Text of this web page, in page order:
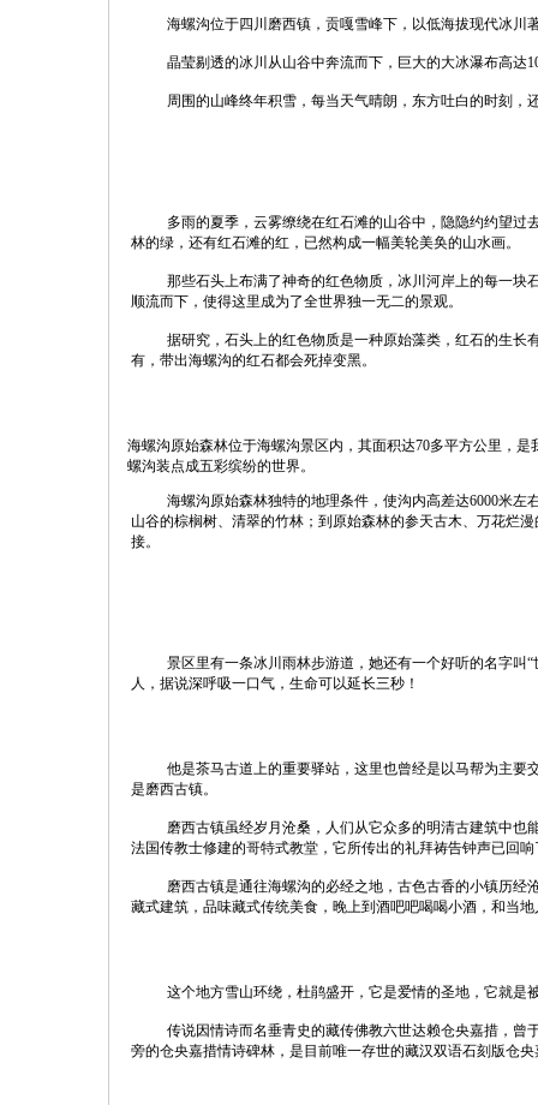
海螺沟位于四川磨西镇，贡嘎雪峰下，以低海拔现代冰川
晶莹剔透的冰川从山谷中奔流而下，巨大的大冰瀑布高达
周围的山峰终年积雪，每当天气晴朗，东方吐白的时刻，
多雨的夏季，云雾缭绕在红石滩的山谷中，隐隐约约望
林的绿，还有红石滩的红，已然构成一幅美轮美奂的山水画。
那些石头上布满了神奇的红色物质，冰川河岸上的每一
顺流而下，使得这里成为了全世界独一无二的景观。
据研究，石头上的红色物质是一种原始藻类，红石的生
有，带出海螺沟的红石都会死掉变黑。
海螺沟原始森林位于海螺沟景区内，其面积达70多平方公里，
螺沟装点成五彩缤纷的世界。
海螺沟原始森林独特的地理条件，使沟内高差达6000米
山谷的棕榈树、清翠的竹林；到原始森林的参天古木、万花烂
接。
景区里有一条冰川雨林步游道，她还有一个好听的名字叫
人，据说深呼吸一口气，生命可以延长三秒！
他是茶马古道上的重要驿站，这里也曾经是以马帮为主
是磨西古镇。
磨西古镇虽经岁月沧桑，人们从它众多的明清古建筑中
法国传教士修建的哥特式教堂，它所传出的礼拜祷告钟声已回
磨西古镇是通往海螺沟的必经之地，古色古香的小镇历
藏式建筑，品味藏式传统美食，晚上到酒吧吧喝喝小酒，和当
这个地方雪山环绕，杜鹃盛开，它是爱情的圣地，它就是
传说因情诗而名垂青史的藏传佛教六世达赖仓央嘉措，曾
旁的仓央嘉措情诗碑林，是目前唯一存世的藏汉双语石刻版仓